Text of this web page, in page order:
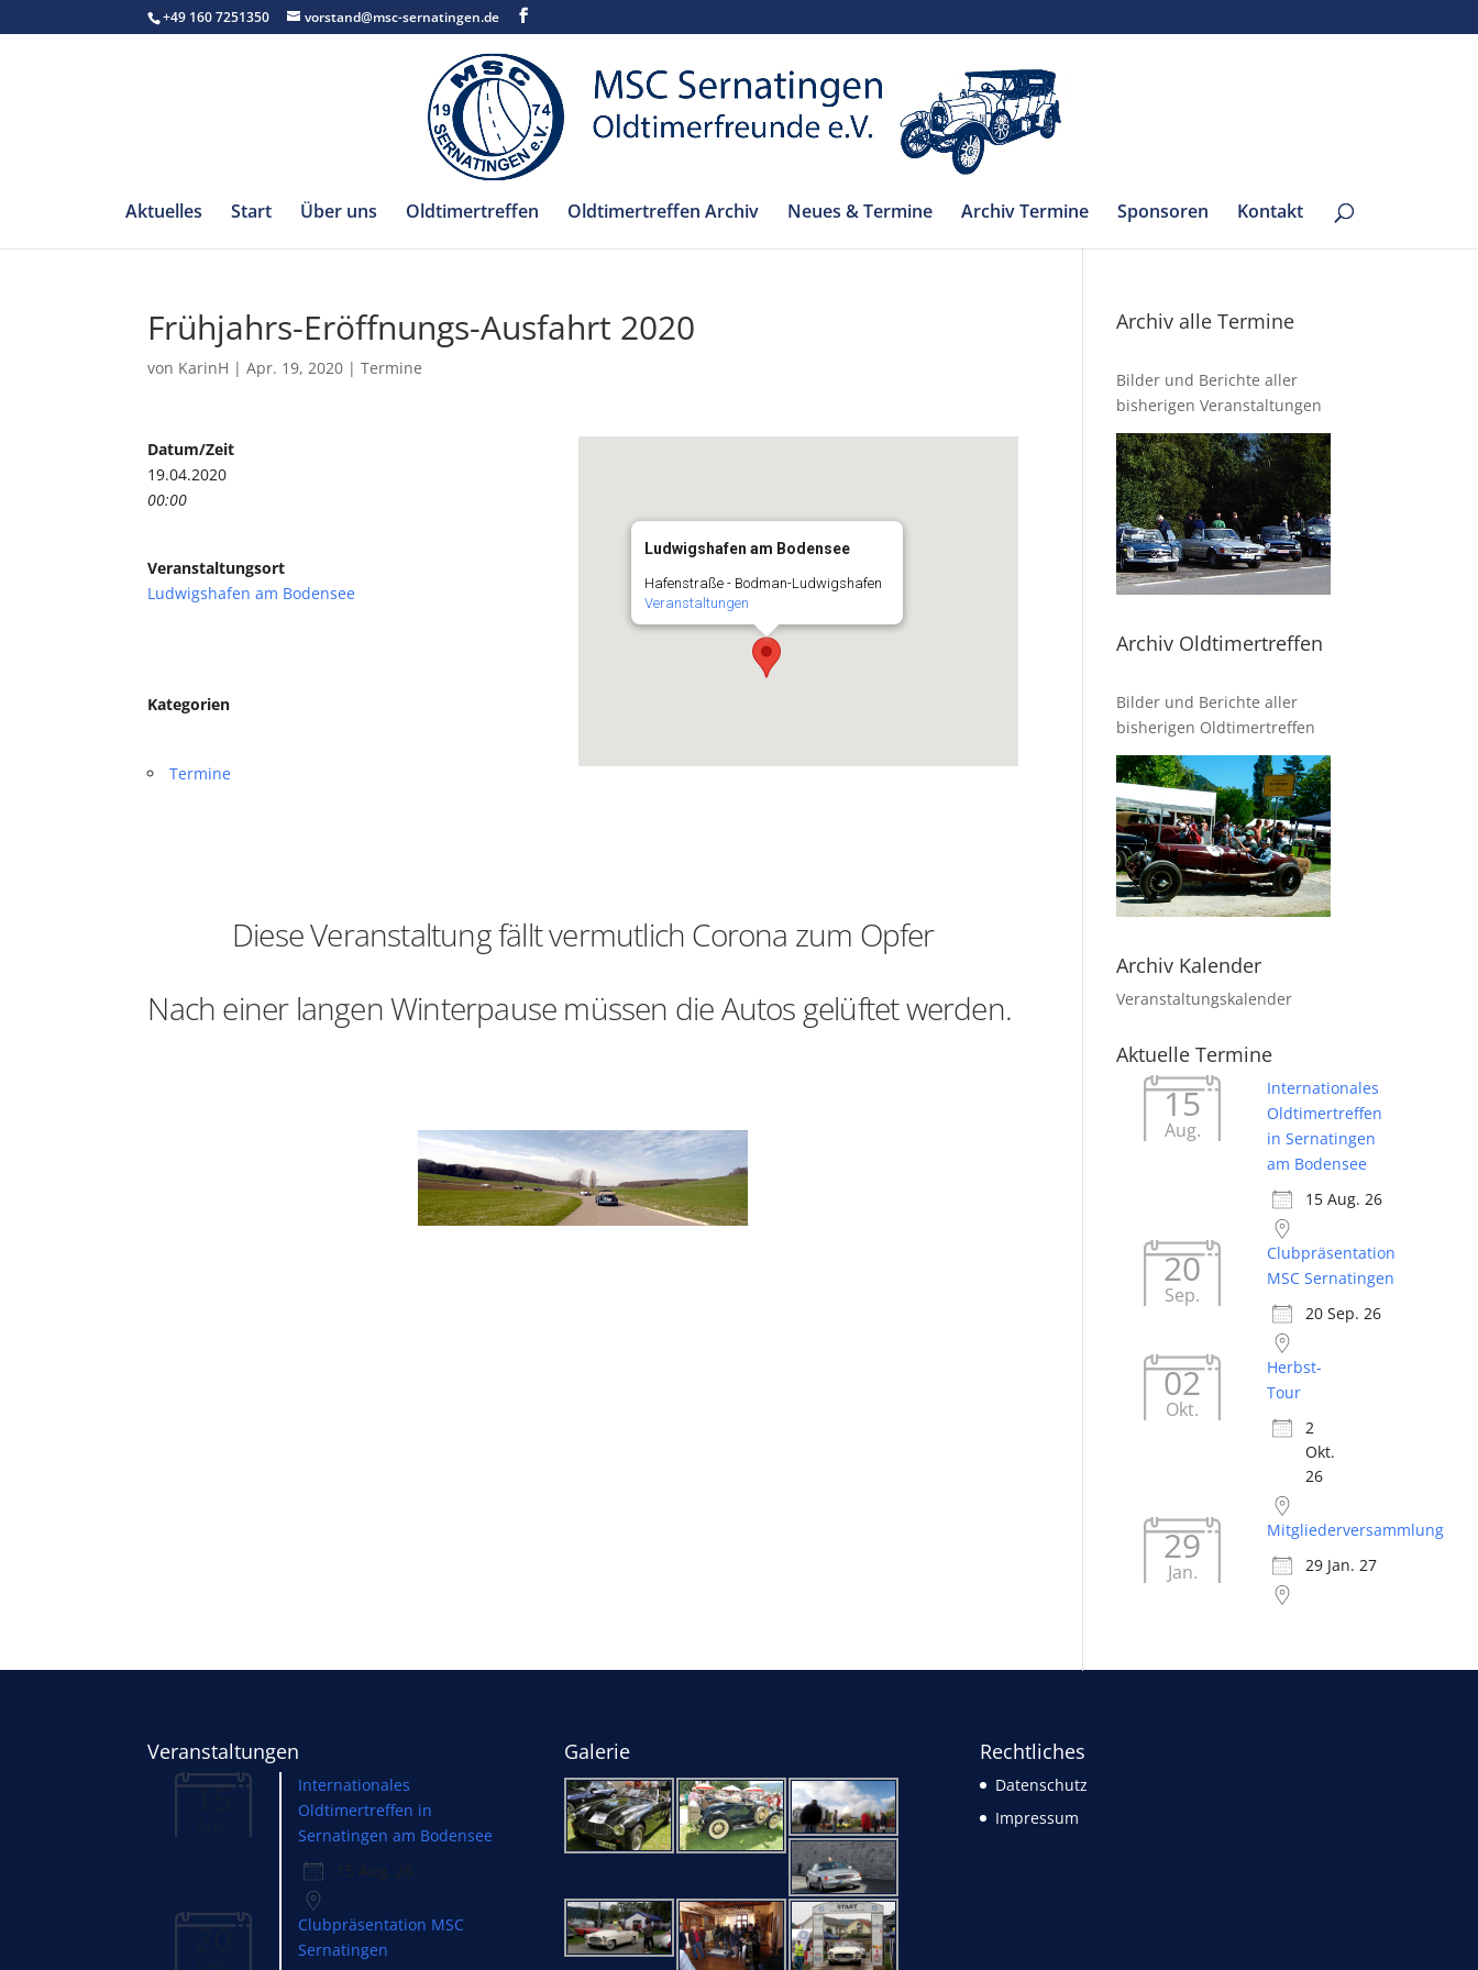
+49 160 7251350 vorstand@msc-sernatingen.de
Aktuelles Start Über uns Oldtimertreffen Oldtimertreffen Archiv Neues & Termine Archiv Termine Sponsoren Kontakt
Frühjahrs-Eröffnungs-Ausfahrt 2020
von KarinH |Apr. 19, 2020 |Termine
Ludwigshafen am Bodensee
Hafenstraße - Bodman-Ludwigshafen
Veranstaltungen
Datum/Zeit
19.04.2020
00:00
Veranstaltungsort
Ludwigshafen am Bodensee
Kategorien
Termine
Diese Veranstaltung fällt vermutlich Corona zum Opfer
Nach einer langen Winterpause müssen die Autos gelüftet werden.
Archiv alle Termine
Bilder und Berichte aller
bisherigen Veranstaltungen
Archiv Oldtimertreffen
Bilder und Berichte aller
bisherigen Oldtimertreffen
Archiv Kalender
Veranstaltungskalender
Aktuelle Termine
15
Aug.
Internationales
Oldtimertreffen
in Sernatingen
am Bodensee
15 Aug. 26
20
Sep.
Clubpräsentation
MSC Sernatingen
20 Sep. 26
02
Okt.
Herbst-
Tour
2
Okt.
26
29
Jan.
Mitgliederversammlung
29 Jan. 27
Veranstaltungen
15
Internationales
Oldtimertreffen in
Sernatingen am Bodensee
15 Aug. 26
20
Clubpräsentation MSC
Sernatingen
Galerie Rechtliches
Datenschutz
Impressum